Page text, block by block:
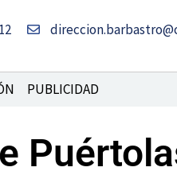
PUBLICIDAD